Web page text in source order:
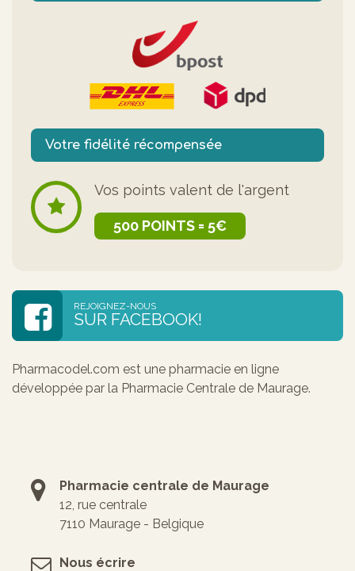
Votre fidélité récompensée
Vos points valent de l'argent
500 POINTS = 5€
REJOIGNEZ-NOUS
SUR FACEBOOK!
Pharmacodel.com est une pharmacie en ligne
développée par la Pharmacie Centrale de Maurage.
Pharmacie centrale de Maurage
12, rue centrale
7110 Maurage - Belgique
Nous écrire